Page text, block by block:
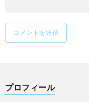
プロフィール